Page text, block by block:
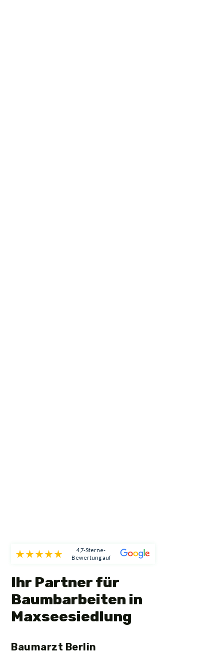
4,7-Sterne-
Bewertung auf
Ihr Partner für
Baumbarbeiten in
Maxseesiedlung
Baumarzt Berlin